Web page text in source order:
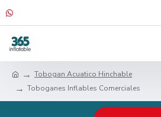
Tobogan Acuatico Hinchable
Toboganes Inflables Comerciales